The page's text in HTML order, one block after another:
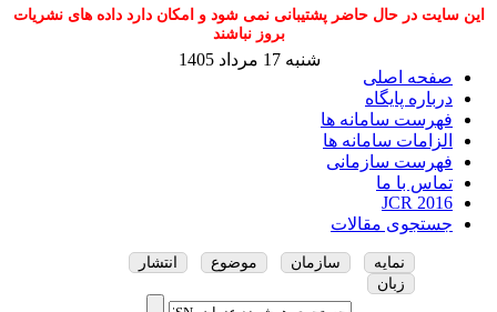
این سایت در حال حاضر پشتیبانی نمی شود و امکان دارد داده های نشریات
بروز نباشند
صفحه اصلی
درباره پایگاه
فهرست سامانه ها
الزامات سامانه ها
فهرست سازمانی
تماس با ما
JCR 2016
جستجوی مقالات
شنبه 17 مرداد 1405
نمایه سازمان موضوع
انتشار
زبان